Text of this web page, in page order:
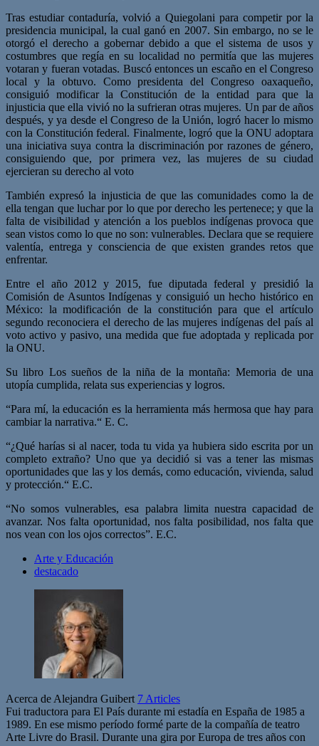
Tras estudiar contaduría, volvió a Quiegolani para competir por la
presidencia municipal, la cual ganó en 2007. Sin embargo, no se le
otorgó el derecho a gobernar debido a que el sistema de usos y
costumbres que regía en su localidad no permitía que las mujeres
votaran y fueran votadas. Buscó entonces un escaño en el Congreso
local y la obtuvo. Como presidenta del Congreso oaxaqueño,
consiguió modificar la Constitución de la entidad para que la
injusticia que ella vivió no la sufrieran otras mujeres. Un par de años
después, y ya desde el Congreso de la Unión, logró hacer lo mismo
con la Constitución federal. Finalmente, logró que la ONU adoptara
una iniciativa suya contra la discriminación por razones de género,
consiguiendo que, por primera vez, las mujeres de su ciudad
ejercieran su derecho al voto
También expresó la injusticia de que las comunidades como la de
ella tengan que luchar por lo que por derecho les pertenece; y que la
falta de visibilidad y atención a los pueblos indígenas provoca que
sean vistos como lo que no son: vulnerables. Declara que se requiere
valentía, entrega y consciencia de que existen grandes retos que
enfrentar.
Entre el año 2012 y 2015, fue diputada federal y presidió la
Comisión de Asuntos Indígenas y consiguió un hecho histórico en
México: la modificación de la constitución para que el artículo
segundo reconociera el derecho de las mujeres indígenas del país al
voto activo y pasivo, una medida que fue adoptada y replicada por
la ONU.
Su libro Los sueños de la niña de la montaña: Memoria de una
utopía cumplida, relata sus experiencias y logros.
“Para mí, la educación es la herramienta más hermosa que hay para
cambiar la narrativa.“ E. C.
“¿Qué harías si al nacer, toda tu vida ya hubiera sido escrita por un
completo extraño? Uno que ya decidió si vas a tener las mismas
oportunidades que las y los demás, como educación, vivienda, salud
y protección.“ E.C.
“No somos vulnerables, esa palabra limita nuestra capacidad de
avanzar. Nos falta oportunidad, nos falta posibilidad, nos falta que
nos vean con los ojos correctos”. E.C.
Arte y Educación
destacado
Acerca de Alejandra Guibert 7 Articles
Fui traductora para El País durante mi estadía en España de 1985 a
1989. En ese mismo período formé parte de la compañía de teatro
Arte Livre do Brasil. Durante una gira por Europa de tres años con